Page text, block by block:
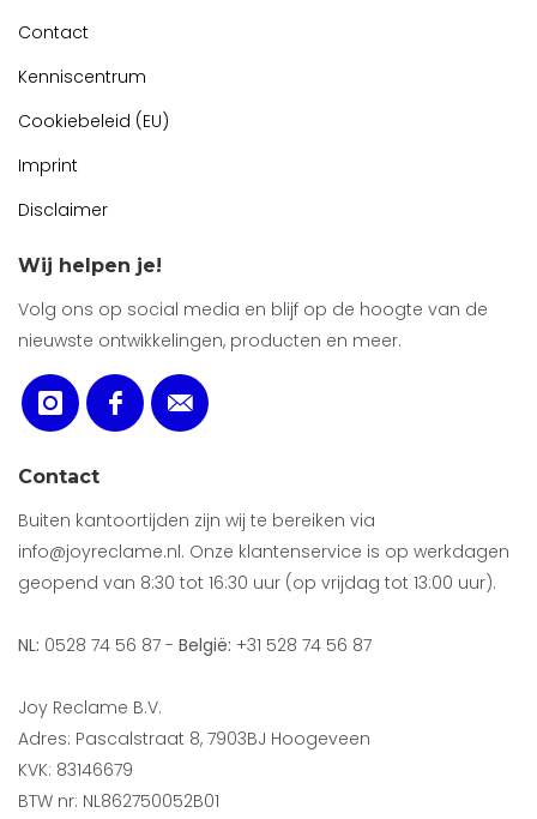
Contact
Kenniscentrum
Cookiebeleid (EU)
Imprint
Disclaimer
Wij helpen je!
Volg ons op social media en blijf op de hoogte van de
nieuwste ontwikkelingen, producten en meer.
Contact
Buiten kantoortijden zijn wij te bereiken via
info@joyreclame.nl. Onze klantenservice is op werkdagen
geopend van 8:30 tot 16:30 uur (op vrijdag tot 13:00 uur).
NL: 0528 74 56 87 - België: +31 528 74 56 87
Joy Reclame B.V.
Adres: Pascalstraat 8, 7903BJ Hoogeveen
KVK: 83146679
BTW nr: NL862750052B01